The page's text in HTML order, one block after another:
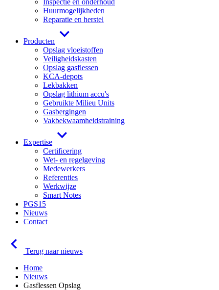
Inspectie en onderhoud
Huurmogelijkheden
Reparatie en herstel
Producten
Opslag vloeistoffen
Veiligheidskasten
Opslag gasflessen
KCA-depots
Lekbakken
Opslag lithium accu's
Gebruikte Milieu Units
Gasbergingen
Vakbekwaamheidstraining
Expertise
Certificering
Wet- en regelgeving
Medewerkers
Referenties
Werkwijze
Smart Notes
PGS15
Nieuws
Contact
Terug naar nieuws
Home
Nieuws
Gasflessen Opslag